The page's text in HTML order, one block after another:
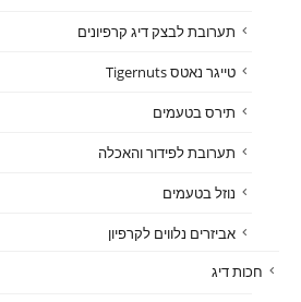
תערובת לבצק דיג קרפיונים
טייגר נאטס Tigernuts
תירס בטעמים
תערובת לפידור והאכלה
נוזל בטעמים
אביזרים נלווים לקרפיון
חכות דיג